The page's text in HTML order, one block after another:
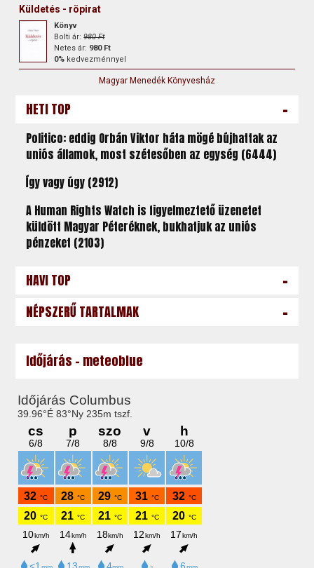
Küldetés - röpirat
Könyv
Bolti ár:980 Ft
Netes ár: 980 Ft
0% kedvezménnyel
Magyar Menedék Könyvesház
HETI TOP -
Politico: eddig Orbán Viktor háta mögé bújhattak az
uniós államok, most szétesőben az egység (6444)
Így vagy úgy (2912)
A Human Rights Watch is figyelmeztető üzenetet
küldött Magyar Péteréknek, bukhatjuk az uniós
pénzeket (2103)
HAVI TOP -
NÉPSZERŰ TARTALMAK -
Időjárás - meteoblue